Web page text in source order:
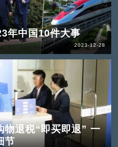
年中国10件大事
2023-12-28
物退税“即买即退” 一
节